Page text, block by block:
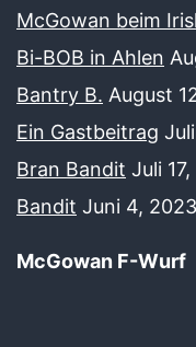
McGowan beim
Bi-BOB in Ahlen
Bantry B. August
Ein Gastbeitrag
Bran Bandit Juli
Bandit Juni 4, 2023
McGowan F-Wurf